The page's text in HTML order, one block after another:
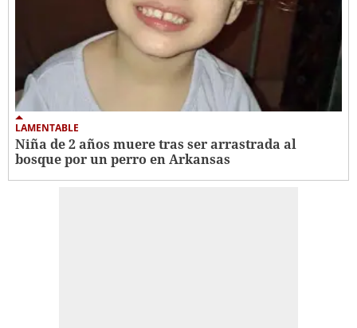
LAMENTABLE
Niña de 2 años muere tras ser arrastrada al
bosque por un perro en Arkansas